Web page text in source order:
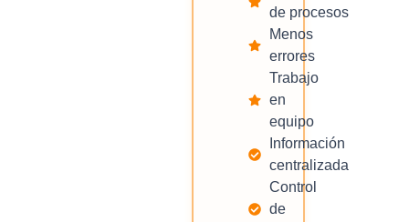
de procesos
Menos
errores
Trabajo
en
equipo
Información
centralizada
Control
de